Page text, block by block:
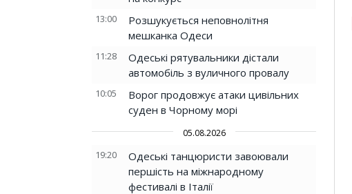
13:00
Розшукується неповнолітня
мешканка Одеси
11:28
Одеські рятувальники дістали
автомобіль з вуличного провалу
10:05
Ворог продовжує атаки цивільних
суден в Чорному морі
05.08.2026
19:20
Одеські танцюристи завоювали
першість на міжнародному
фестивалі в Італії